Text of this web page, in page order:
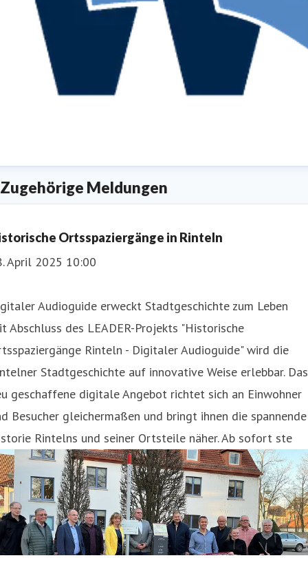
Dolle
und Öffentlichkeitsarbeit dolle@weserbergland-
Zugehörige Meldungen
Ortsspaziergänge in Rinteln
April 2025 10:00
Audioguide erweckt Stadtgeschichte zum Leben
Abschluss des LEADER-Projekts "Historische
Rinteln - Digitaler Audioguide" wird die
Stadtgeschichte auf innovative Weise erlebbar. Das
geschaffene digitale Angebot richtet sich an Einwohner
Besucher gleichermaßen und bringt ihnen die spannende
Rintelns und seiner Ortsteile näher. Ab sofort ste